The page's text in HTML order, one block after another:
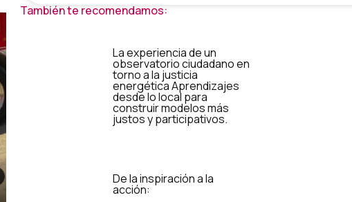
También te recomendamos:
La experiencia de un
observatorio ciudadano en
torno a la justicia
energética Aprendizajes
desde lo local para
construir modelos más
justos y participativos.
De la inspiración a la
acción: